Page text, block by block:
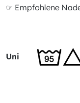
☞ Empfohlene
Uni